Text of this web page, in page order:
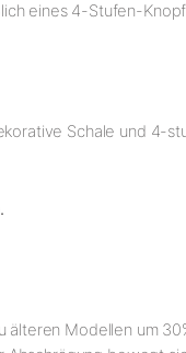
eines 4-Stufen-
Schale und 4-
älteren Modellen um